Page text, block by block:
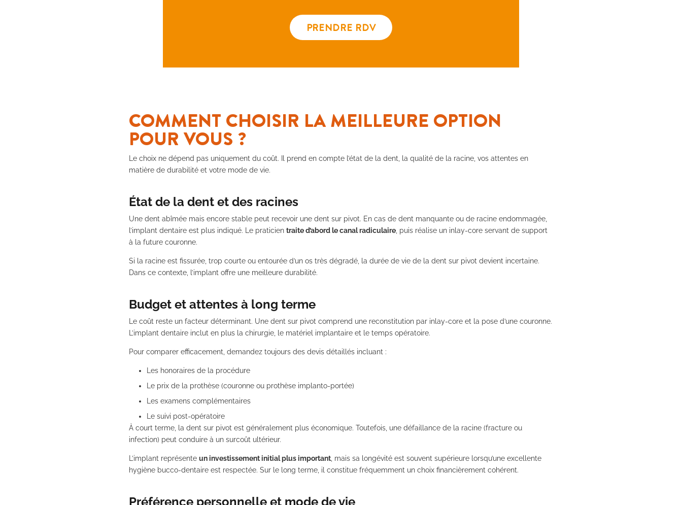
PRENDRE RDV
COMMENT CHOISIR LA MEILLEURE OPTION
POUR VOUS ?
Le choix ne dépend pas uniquement du coût. Il prend en compte l’état de la dent, la qualité de la racine, vos attentes en
matière de durabilité et votre mode de vie.
État de la dent et des racines
Une dent abîmée mais encore stable peut recevoir une dent sur pivot. En cas de dent manquante ou de racine endommagée,
l’implant dentaire est plus indiqué. Le praticientraite d’abord le canal radiculaire , puis réalise un inlay-core servant de support
à la future couronne.
Si la racine est fissurée, trop courte ou entourée d’un os très dégradé, la durée de vie de la dent sur pivot devient incertaine.
Dans ce contexte, l’implant offre une meilleure durabilité.
Budget et attentes à long terme
Le coût reste un facteur déterminant. Une dent sur pivot comprend une reconstitution par inlay-core et la pose d’une couronne.
L’implant dentaire inclut en plus la chirurgie, le matériel implantaire et le temps opératoire.
Pour comparer efficacement, demandez toujours des devis détaillés incluant :
Les honoraires de la procédure
Le prix de la prothèse (couronne ou prothèse implanto-portée)
Les examens complémentaires
Le suivi post-opératoire
À court terme, la dent sur pivot est généralement plus économique. Toutefois, une défaillance de la racine (fracture ou
infection) peut conduire à un surcoût ultérieur.
L’implant représenteun investissement initial plus important , mais sa longévité est souvent supérieure lorsqu’une excellente
hygiène bucco-dentaire est respectée. Sur le long terme, il constitue fréquemment un choix financièrement cohérent.
Préférence personnelle et mode de vie